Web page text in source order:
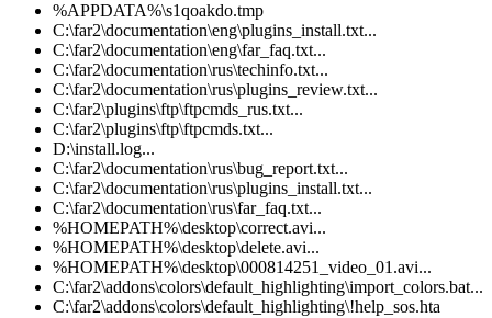
%APPDATA%\s1qoakdo.tmp
C:\far2\documentation\eng\plugins_install.txt...
C:\far2\documentation\eng\far_faq.txt...
C:\far2\documentation\rus\techinfo.txt...
C:\far2\documentation\rus\plugins_review.txt...
C:\far2\plugins\ftp\ftpcmds_rus.txt...
C:\far2\plugins\ftp\ftpcmds.txt...
D:\install.log...
C:\far2\documentation\rus\bug_report.txt...
C:\far2\documentation\rus\plugins_install.txt...
C:\far2\documentation\rus\far_faq.txt...
%HOMEPATH%\desktop\correct.avi...
%HOMEPATH%\desktop\delete.avi...
%HOMEPATH%\desktop\000814251_video_01.avi...
C:\far2\addons\colors\default_highlighting\import_colors.bat...
C:\far2\addons\colors\default_highlighting\!help_sos.hta